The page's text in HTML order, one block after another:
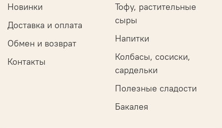
Новинки
Доставка и оплата
Обмен и возврат
Контакты
Тофу, растительные
сыры
Напитки
Колбасы, сосиски,
сардельки
Полезные сладости
Бакалея